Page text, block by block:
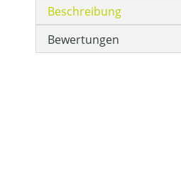
Beschreibung
Bewertungen